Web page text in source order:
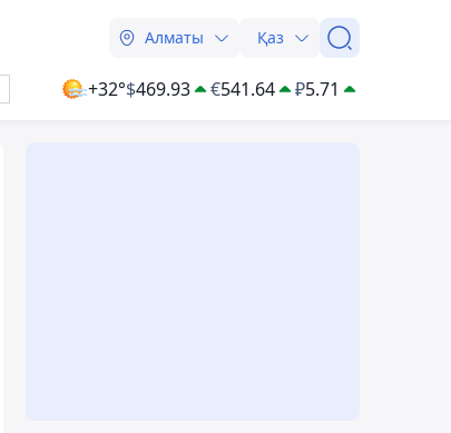
Алматы Қаз
+32°$469.93 €541.64 ₽5.71